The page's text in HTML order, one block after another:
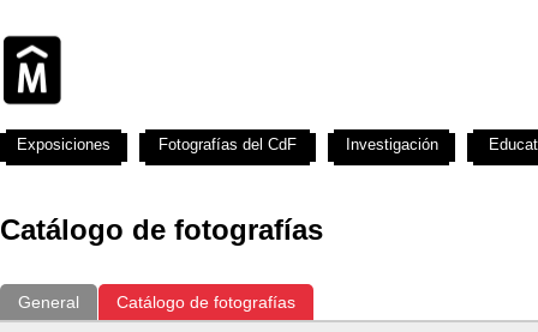
Catálogo de fotografías
General Catálogo de fotografías
Exposiciones Fotografías del CdF Investigación